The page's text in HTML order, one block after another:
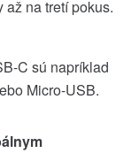
až na tretí pokus.
C sú napríklad
Micro-USB.